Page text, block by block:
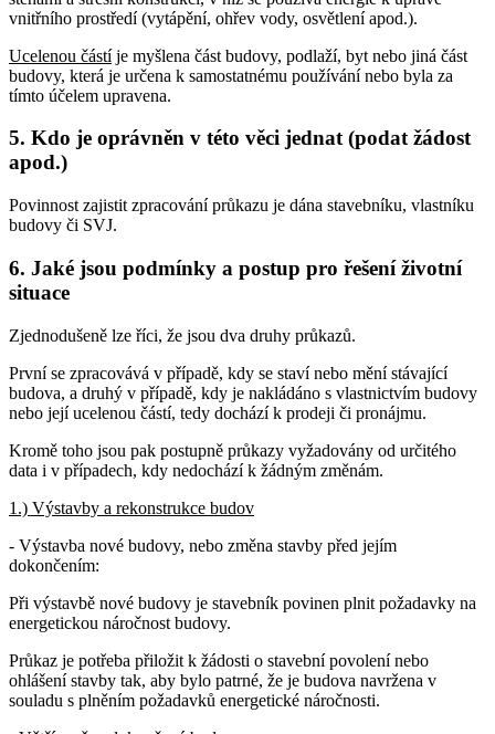
vnitřního prostředí (vytápění, ohřev vody, osvětlení apod.).
Ucelenou částíje myšlena část budovy, podlaží, byt nebo jiná část
budovy, která je určena k samostatnému používání nebo byla za
tímto účelem upravena.
5. Kdo je oprávněn v této věci jednat (podat žádost
apod.)
Povinnost zajistit zpracování průkazu je dána stavebníku, vlastníku
budovy či SVJ.
6. Jaké jsou podmínky a postup pro řešení životní
situace
Zjednodušeně lze říci, že jsou dva druhy průkazů.
První se zpracovává v případě, kdy se staví nebo mění stávající
budova, a druhý v případě, kdy je nakládáno s vlastnictvím budovy
nebo její ucelenou částí, tedy dochází k prodeji či pronájmu.
Kromě toho jsou pak postupně průkazy vyžadovány od určitého
data i v případech, kdy nedochází k žádným změnám.
1.) Výstavby a rekonstrukce budov
- Výstavba nové budovy, nebo změna stavby před jejím
dokončením:
Při výstavbě nové budovy je stavebník povinen plnit požadavky na
energetickou náročnost budovy.
Průkaz je potřeba přiložit k žádosti o stavební povolení nebo
ohlášení stavby tak, aby bylo patrné, že je budova navržena v
souladu s plněním požadavků energetické náročnosti.